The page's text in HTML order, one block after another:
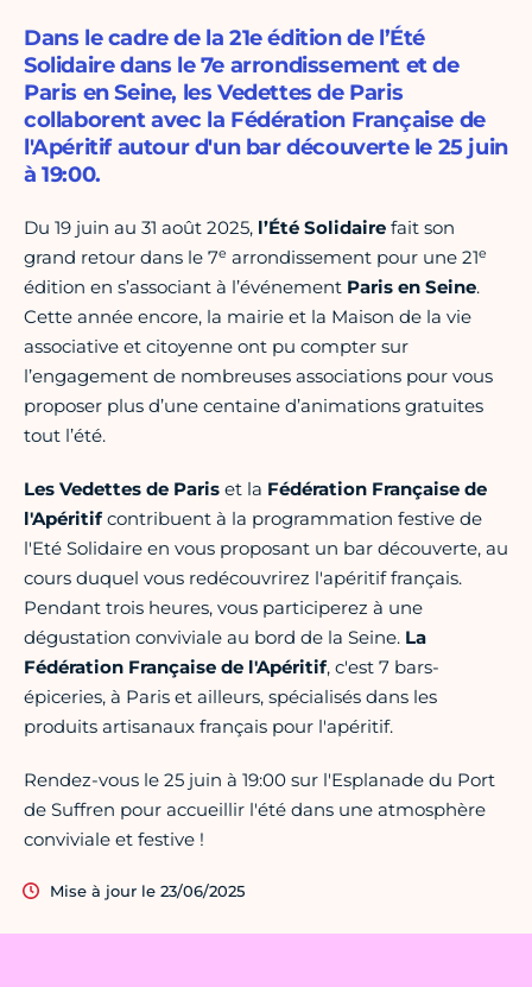
Dans le cadre de la 21e édition de l’Été
Solidaire dans le 7e arrondissement et de
Paris en Seine, les Vedettes de Paris
collaborent avec la Fédération Française de
l'Apéritif autour d'un bar découverte le 25 juin
à 19:00.
Du 19 juin au 31 août 2025, l’Été Solidaire fait son
grand retour dans le 7e arrondissement pour une 21e
édition en s’associant à l’événement Paris en Seine.
Cette année encore, la mairie et la Maison de la vie
associative et citoyenne ont pu compter sur
l’engagement de nombreuses associations pour vous
proposer plus d’une centaine d’animations gratuites
tout l’été.
Les Vedettes de Paris et la Fédération Française de
l'Apéritifcontribuent à la programmation festive de
l'Eté Solidaire en vous proposant un bar découverte, au
cours duquel vous redécouvrirez l'apéritif français.
Pendant trois heures, vous participerez à une
dégustation conviviale au bord de la Seine. La
Fédération Française de l'Apéritif, c'est 7 bars-
épiceries, à Paris et ailleurs, spécialisés dans les
produits artisanaux français pour l'apéritif.
Rendez-vous le 25 juin à 19:00 sur l'Esplanade du Port
de Suffren pour accueillir l'été dans une atmosphère
conviviale et festive !
Mise à jour le 23/06/2025